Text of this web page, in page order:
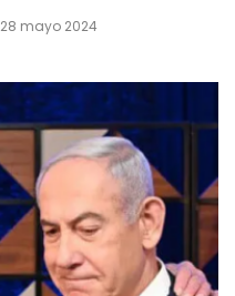
28 mayo 2024